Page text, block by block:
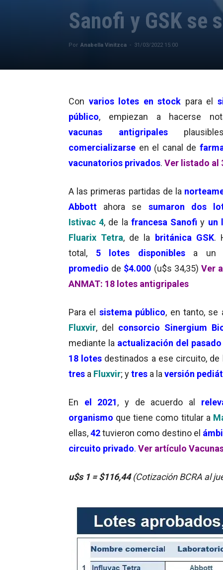
Sanofi y GSK se
Por Anabella Vinitzca - 31/03/2022 15:00
Con varios lotes en stock para el
público, empiezan a hacerse
vacunas antigripales
comercializarse en el canal de
vacunatorios privados. Ver listado al
A las primeras partidas de la
Abbott ahora se sumaron dos
Istivac 4, de la francesa Sanofi y un
Fluarix Tetra, de la británica GSK.
total, 5 lotes disponiblesa un
promedio de $4.000 (u$s 34,35) Ver
ANMAT: 18 lotes antigripales
Para el sistema público, en tanto, se
Fluxvir, del consorcio Sinergium
mediante la actualización del
18 lotes destinados a ese circuito, de
tres a Fluxvir; ytres a la versión
En el 2021, y de acuerdo al
organismo que tiene como titular a
ellas,42tuvieron como destino el
circuito privado. Ver artículo
u$s 1 = $116,44(Cotización BCRA al